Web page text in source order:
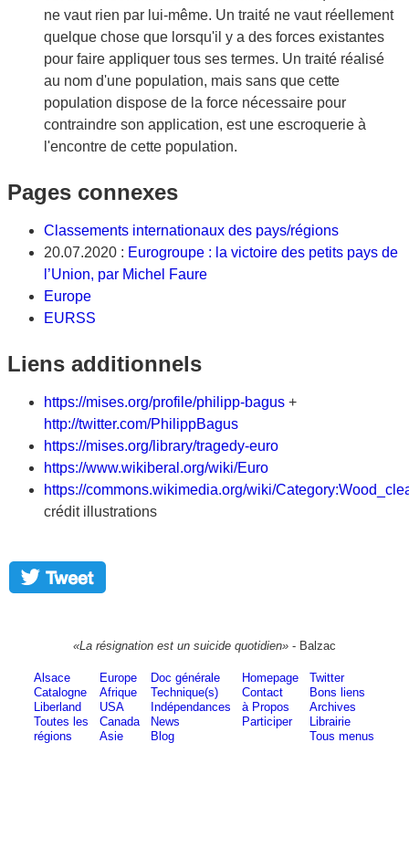
ne vaut rien par lui-même. Un traité ne vaut réellement
quelque chose que lorsqu'il y a des forces existantes
pour faire appliquer tous ses termes. Un traité réalisé
au nom d'une population, mais sans que cette
population dispose de la force nécessaire pour
contraindre son application, est une escroquerie à
l'encontre de cette population.
Pages connexes
Classements internationaux des pays/régions
20.07.2020 : Eurogroupe : la victoire des petits pays de
l’Union, par Michel Faure
Europe
EURSS
Liens additionnels
https://mises.org/profile/philipp-bagus +
http://twitter.com/PhilippBagus
https://mises.org/library/tragedy-euro
https://www.wikiberal.org/wiki/Euro
https://commons.wikimedia.org/wiki/
crédit illustrations
«La résignation est un suicide quotidien» - Balzac
Alsace
Catalogne
Liberland
Toutes les
régions
Europe
Afrique
USA
Canada
Asie
Doc générale
Technique(s)
Indépendances
News
Blog
Homepage
Contact
à Propos
Participer
Twitter
Bons liens
Archives
Librairie
Tous menus